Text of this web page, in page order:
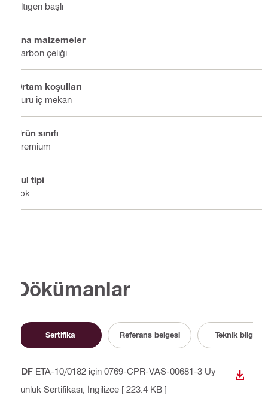
Altıgen başlı
Ana malzemeler
Karbon çeliği
Ortam koşulları
Kuru iç mekan
Ürün sınıfı
Premium
Pul tipi
Yok
Dökümanlar
Sertifika Referans belgesi Teknik bilgiler
PDF ETA-10/0182 için 0769-CPR-VAS-00681-3 Uy
gunluk Sertifikası , İngilizce [ 223.4 KB ]
İNDIR